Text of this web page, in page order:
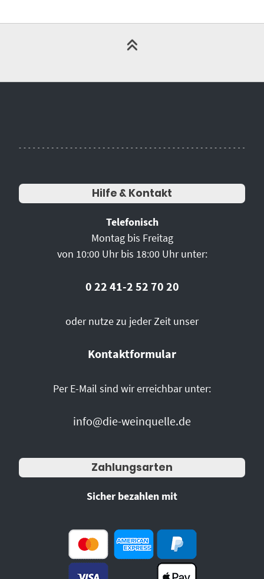
Hilfe & Kontakt
Telefonisch
Montag bis Freitag
von 10:00 Uhr bis 18:00 Uhr unter:
0 22 41-2 52 70 20
oder nutze zu jeder Zeit unser
Kontaktformular
Per E-Mail sind wir erreichbar unter:
info@die-weinquelle.de
Zahlungsarten
Sicher bezahlen mit